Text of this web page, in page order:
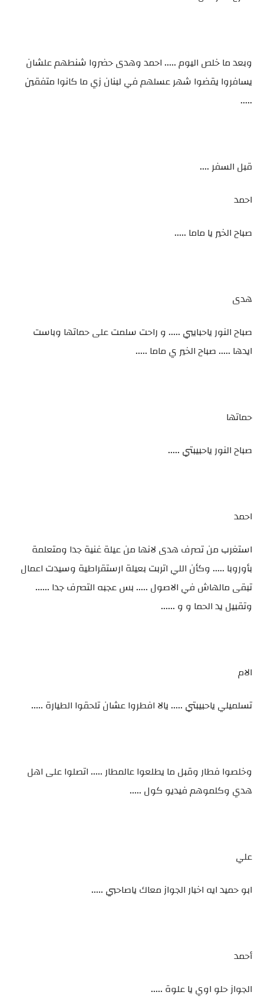
وبعد ما خلص اليوم ..... احمد وهدى حضروا شنطهم علشان
يسافروا يقضوا شهر عسلهم في لبنان زي ما كانوا متفقين
.....
قبل السفر ....
احمد
صباح الخير يا ماما .....
هدى
صباح النور ياحبايبي ..... و راحت سلمت على حماتها وباست
ايدها ..... صباح الخير ي ماما .....
حماتها
صباح النور ياحبيبتي .....
احمد
استغرب من تصرف هدى لانها من عيلة غنية جدا ومتعلمة
بأوروبا ..... وكأن اللي اتربت بعيلة ارستقراطية وسيدت اعمال
تبقى مالهاش في الاصول ..... بس عجبه التصرف جدا ......
وتقبيل يد الحما و و ......
الام
تسلميلي ياحبيبتي ..... يالا افطروا عشان تلحقوا الطيارة .....
وخلصوا فطار وقبل ما يطلعوا عالمطار ..... اتصلوا على اهل
هدي وكلموهم فيديو كول .....
علي
ابو حميد ايه اخبار الجواز معاك ياصاحبي .....
أحمد
الجواز حلو اوي يا علوة .....